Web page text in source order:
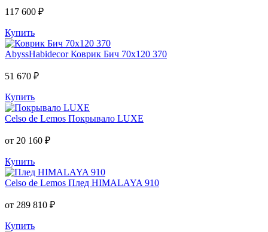
117 600 ₽
Купить
AbyssHabidecor Коврик Бич 70х120 370
51 670 ₽
Купить
Celso de Lemos Покрывало LUXE
от 20 160 ₽
Купить
Celso de Lemos Плед HIMALAYA 910
от 289 810 ₽
Купить